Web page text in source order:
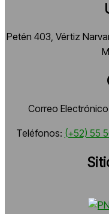
Petén 403, Vértiz
Correo
Teléfonos: (+52) 55